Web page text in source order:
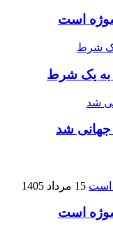
است
جهانی شد
15 مرداد 1405
است